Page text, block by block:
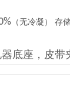
（无冷凝） 存
底座，皮